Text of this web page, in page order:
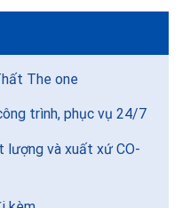
The one
trình, phục vụ 24/7
lượng và xuất xứ CO-